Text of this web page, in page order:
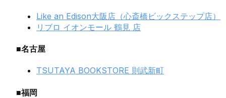
Like an Edison大阪店（心斎橋ビックステップ店）
リブロ イオンモール 鶴見 店
■名古屋
TSUTAYA BOOKSTORE 則武新町
■福岡